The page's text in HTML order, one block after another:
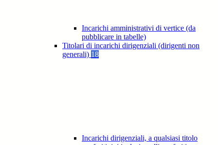
Incarichi amministrativi di vertice (da
pubblicare in tabelle)
Titolari di incarichi dirigenziali (dirigenti non
generali) 18
Incarichi dirigenziali, a qualsiasi titolo